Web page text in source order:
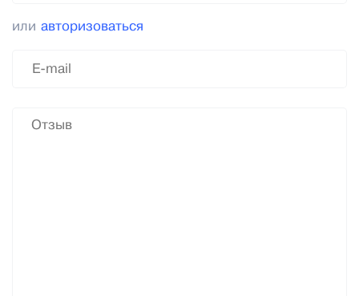
или авторизоваться